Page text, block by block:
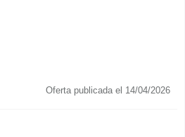
Oferta publicada el 14/04/2026